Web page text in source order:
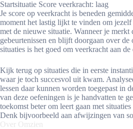
Startsituatie Score veerkracht: laag
Je score op veerkracht is beneden
moment het lastig lijkt te vinden om jezelf
met de nieuwe situatie. Wanneer je
gebeurtenissen en blijft doorgaan over
situaties is het goed om veerkracht aan de
Kijk terug op situaties die in eerste
waar je toch succesvol uit kwam.
lessen daar kunnen worden toegepast in
van deze oefeningen is je handvatten te
toekomst beter om leert gaan met
Denk bijvoorbeeld aan afwijzingen van
Over Omzien